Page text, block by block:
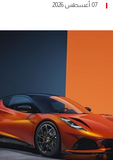
07 أغسطس 2026